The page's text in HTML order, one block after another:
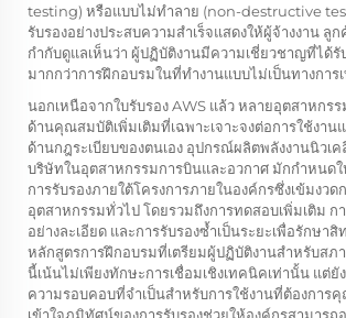
testing) หรือแบบไม่ทำลาย (non-destructive
รับรองอย่างประสบความสำเร็จแสดงให้ผู้จ้างงาน ลู
กำกับดูแลเห็นว่า ผู้ปฏิบัติงานมีความเชี่ยวชาญที่ได้
มากกว่าการฝึกอบรมในที่ทำงานแบบไม่เป็นทางการ
นอกเหนือจากใบรับรอง AWS แล้ว หลายอุตสาหกร
ด้านคุณสมบัติเพิ่มเติมที่เฉพาะเจาะจงต่อการใช้งา
ด้านกฎระเบียบของตนเอง อุปกรณ์ผลิตพลังงานนิวเ
บริษัทในอุตสาหกรรมการบินและอวกาศ มักกำหนด
การรับรองภายใต้โครงการภายในองค์กรซึ่งเข้มงวด
อุตสาหกรรมทั่วไป โดยรวมถึงการทดสอบเพิ่มเติม ก
อย่างละเอียด และการรับรองซ้ำเป็นระยะเพื่อรักษา
หลักสูตรการฝึกอบรมที่เตรียมผู้ปฏิบัติงานสำหรับสภ
นี้เน้นไม่เพียงทักษะการเชื่อมเชิงเทคนิคเท่านั้น แต่ยั
ความรอบคอบที่จำเป็นสำหรับการใช้งานที่ต้องการ